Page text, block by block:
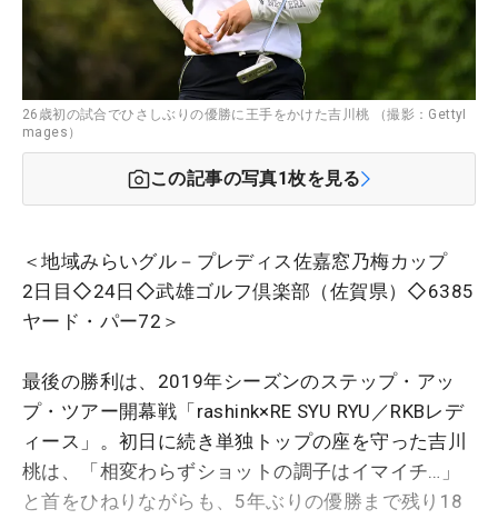
26歳初の試合でひさしぶりの優勝に王手をかけた吉川桃 （撮影：GettyI
mages）
この記事の写真1枚を見る
＜地域みらいグル－プレディス佐嘉窓乃梅カップ
2日目◇24日◇武雄ゴルフ倶楽部（佐賀県）◇6385
ヤード・パー72＞
最後の勝利は、2019年シーズンのステップ・アッ
プ・ツアー開幕戦「rashink×RE SYU RYU／RKBレデ
ィース」。初日に続き単独トップの座を守った吉川
桃は、「相変わらずショットの調子はイマイチ…」
と首をひねりながらも、5年ぶりの優勝まで残り18